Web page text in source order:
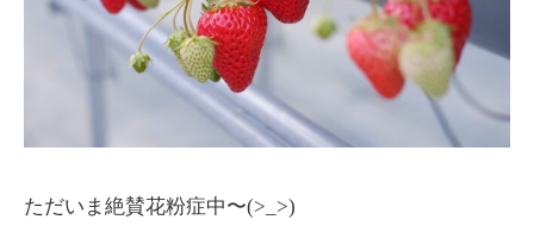
ただいま絶賛花粉症中〜(>_>)